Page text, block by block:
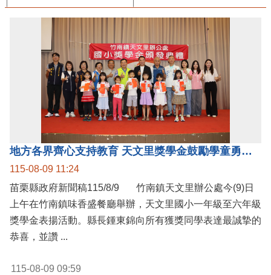
地方各界齊心支持教育 天文里獎學金鼓勵學童勇敢追夢
115-08-09 11:24
苗栗縣政府新聞稿115/8/9 竹南鎮天文里辦公處今(9)日
上午在竹南鎮味香盛餐廳舉辦，天文里國小一年級至六年級
獎學金表揚活動。縣長鍾東錦向所有獲獎同學表達最誠摯的
恭喜，並讚 ...
115-08-09 09:59